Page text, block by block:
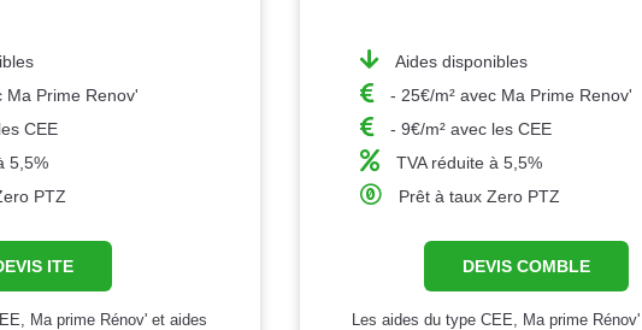
Ma Prime Renov'
CEE
5,5%
PTZ
ITE
Ma prime Rénov' et aides
Aides disponibles
- 25€/m² avec Ma Prime Renov'
- 9€/m² avec les CEE
TVA réduite à 5,5%
Prêt à taux Zero PTZ
DEVIS COMBLE
Les aides du type CEE, Ma prime